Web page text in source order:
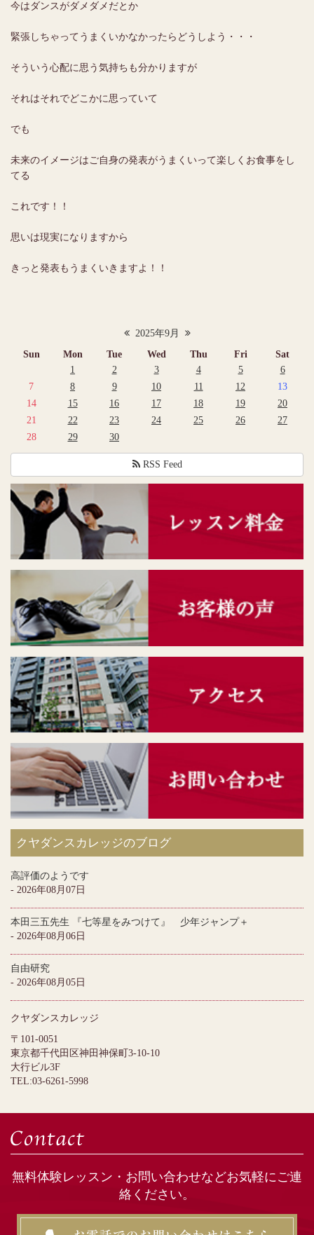
2025年9月
Sun
Mon Tue Wed Thu Fri
Sat
1
2 3 4 5
6
7
8 9 10 11 12
13
14
15 16 17 18 19
20
21
22 23 24 25 26
27
28
29 30
RSS Feed
クヤダンスカレッジのブログ
高評価のようです
- 2026年08月07日
本田三五先生 『七等星をみつけて』 少年ジャンプ＋
- 2026年08月06日
自由研究
- 2026年08月05日
クヤダンスカレッジ
〒101-0051
東京都千代田区神田神保町3-10-10
大行ビル3F
TEL:03-6261-5998
今はダンスがダメダメだとか
緊張しちゃってうまくいかなかったらどうしよう・・・
そういう心配に思う気持ちも分かりますが
それはそれでどこかに思っていて
でも
未来のイメージは ご自身の発表がうまくいって楽しくお食事をし
てる
これです！！
思いは現実になりますから
きっと発表もうまくいきますよ！！
無料体験レッスン・お問い合わせなどお気軽にご連
絡ください。